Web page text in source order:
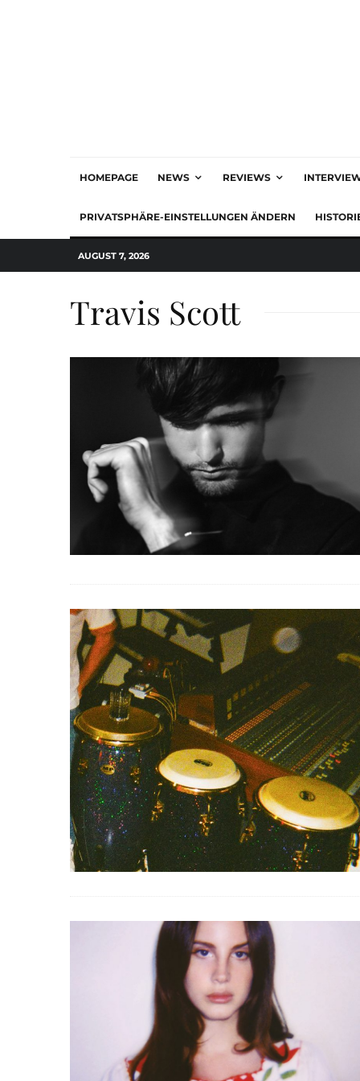
HOMEPAGE NEWS REVIEWS
PRIVATSPHÄRE-EINSTELLUNGEN ÄNDERN
AUGUST 7, 2026
Travis Scott